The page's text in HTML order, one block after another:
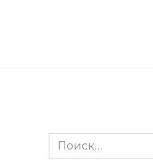
Search
for: